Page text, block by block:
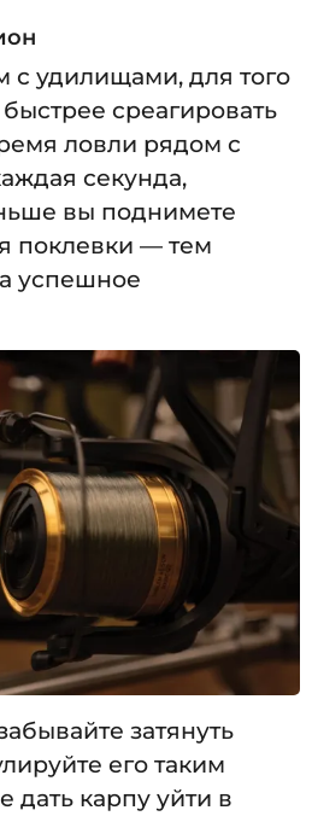
с удилищами, для того
среагировать
ловли рядом с
секунда,
вы поднимете
поклевки — тем
успешное
затянуть
его таким
дать карпу уйти в